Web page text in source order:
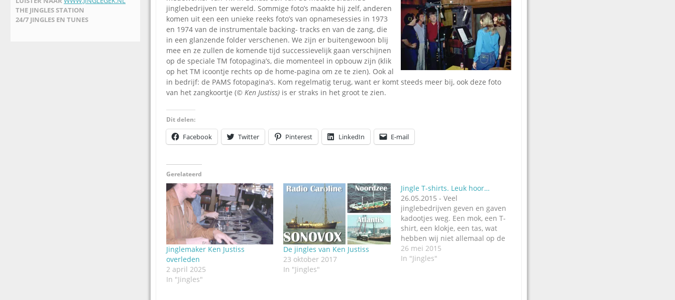
De Tourtune
Ferry Maat 65
Ferry Maat interview
Jingle Awards
Jingle NIEUW
Omroepbanden
Stoomfluit Klaas
jinglecassette
Top Format in
pictures
Dik Voormekaar in
foto’s
THE JINGLES STATION
24/7 JINGLES EN TUNES
jinglebedrijven ter wereld. Sommige foto’s maakte hij zelf, anderen
komen uit een een unieke reeks foto’s van opnamesessies in 1973
en 1974 van de instrumentale backing- tracks en van de zang, die
in een glanzende folder verschenen. We zijn er buitengewoon blij
mee en ze zullen de komende tijd successievelijk gaan verschijnen
op de speciale TM fotopagina’s, die momenteel in opbouw zijn (klik
op het TM icoontje rechts op de home-pagina om ze te zien). Ook al
in bedrijf: de PAMS fotopagina’s. Kom regelmatig terug, want er komt steeds meer bij, ook deze foto
van het zangkoortje (© Ken Justiss) is er straks in het groot te zien.
Dit delen:
Facebook Twitter Pinterest LinkedIn E-mail
Gerelateerd
Jinglemaker Ken Justiss
overleden
2 april 2025
In "Jingles"
De jingles van Ken Justiss
23 oktober 2017
In "Jingles"
Jingle T-shirts. Leuk hoor…
26.05.2015 - Veel
jinglebedrijven geven en gaven
kadootjes weg. Een mok, een T-
shirt, een klokje, een tas, wat
hebben wij niet allemaal op de
jinglezolder en -kelder van het
Genootschap liggen aan
26 mei 2015
In "Jingles"